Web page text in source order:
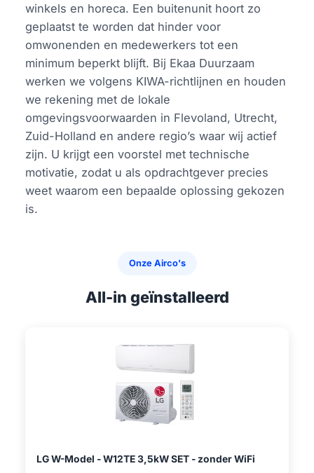
winkels en horeca. Een buitenunit hoort zo
geplaatst te worden dat hinder voor
omwonenden en medewerkers tot een
minimum beperkt blijft. Bij Ekaa Duurzaam
werken we volgens KIWA-richtlijnen en houden
we rekening met de lokale
omgevingsvoorwaarden in Flevoland, Utrecht,
Zuid-Holland en andere regio’s waar wij actief
zijn. U krijgt een voorstel met technische
motivatie, zodat u als opdrachtgever precies
weet waarom een bepaalde oplossing gekozen
is.
Onze Airco's
All-in geïnstalleerd
LG W-Model - W12TE 3,5kW SET - zonder WiFi